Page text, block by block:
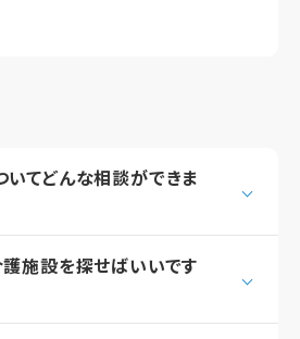
てどんな相談ができま
施設を探せばいいです